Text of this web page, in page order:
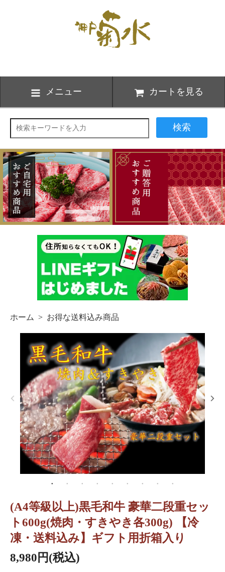
メニュー カートを見る
検索
ホーム > お得な送料込み商品
(A4等級以上)黒毛和牛 豪華二段重セッ
ト600g(焼肉・すきやき各300g) 【冷
凍・送料込み】ギフト用折箱入り
8,980円(税込)